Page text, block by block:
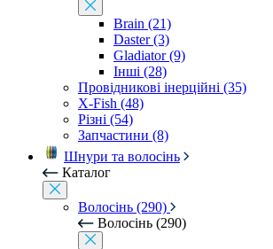
Brain (21)
Daster (3)
Gladiator (9)
Інші (28)
Провідникові інерційні (35)
X-Fish (48)
Різні (54)
Запчастини (8)
Шнури та волосінь
Каталог
Волосінь (290)
Волосінь (290)